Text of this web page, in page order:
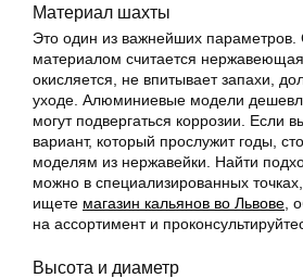
Материал шахты
Это один из важнейших
материалом считается
окисляется, не впитывает запахи,
уходе. Алюминиевые модели
могут подвергаться коррозии. Если
вариант, который прослужит годы,
моделям из нержавейки. Найти
можно в специализированных
ищете магазин кальянов во Львове ,
на ассортимент и
Высота и диаметр